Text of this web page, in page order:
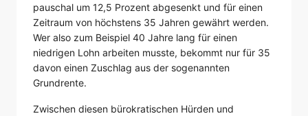
pauschal um 12,5 Prozent abgesenkt und für einen
Zeitraum von höchstens 35 Jahren gewährt werden.
Wer also zum Beispiel 40 Jahre lang für einen
niedrigen Lohn arbeiten musste, bekommt nur für 35
davon einen Zuschlag aus der sogenannten
Grundrente.
Zwischen diesen bürokratischen Hürden und